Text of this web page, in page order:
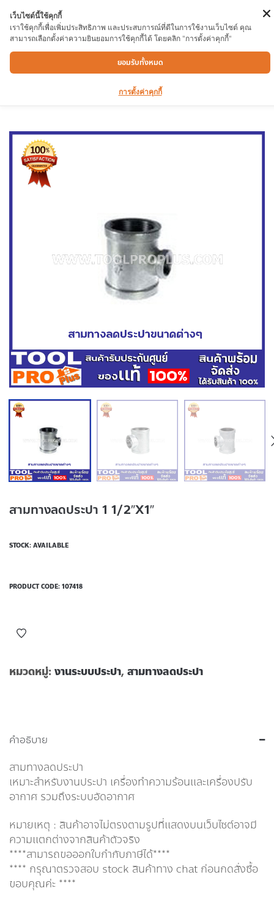
สามทางลดประปา 1 1/2″X1″
สามทางลดประปา 1 1/2″X1″
STOCK: AVAILABLE
PRODUCT CODE: 107418
หมวดหมู่: งานระบบประปา, สามทางลดประปา
คำอธิบาย
สามทางลดประปา
เหมาะสำหรับงานประปา เครื่องทำความร้อนและเครื่องปรับ
อากาศ รวมถึงระบบอัดอากาศ
หมายเหตุ : สินค้าอาจไม่ตรงตามรูปที่แสดงบนเว็บไซต์อาจมี
ความแตกต่างจากสินค้าตัวจริง
****สามารถขอออกใบกำกับภาษีได้****
**** กรุณาตรวจสอบ stock สินค้าทาง chat ก่อนกดสั่งซื้อ
ขอบคุณค่ะ ****
เว็บไซต์นี้ใช้คุกกี้
เราใช้คุกกี้เพื่อเพิ่มประสิทธิภาพ และประสบการณ์ที่ดีในการใช้งานเว็บไซต์ คุณ
สามารถเลือกตั้งค่าความยินยอมการใช้คุกกี้ได้ โดยคลิก "การตั้งค่าคุกกี้"
ยอมรับทั้งหมด
การตั้งค่าคุกกี้